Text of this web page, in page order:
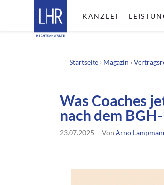
KANZLEI
Startseite › Magazin ›
Was Coaches
nach dem
23.07.2025 VonArno